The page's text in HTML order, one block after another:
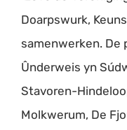
Doarpswurk,
samenwerken. De
Ûnderweis yn
Stavoren-
Molkwerum, De